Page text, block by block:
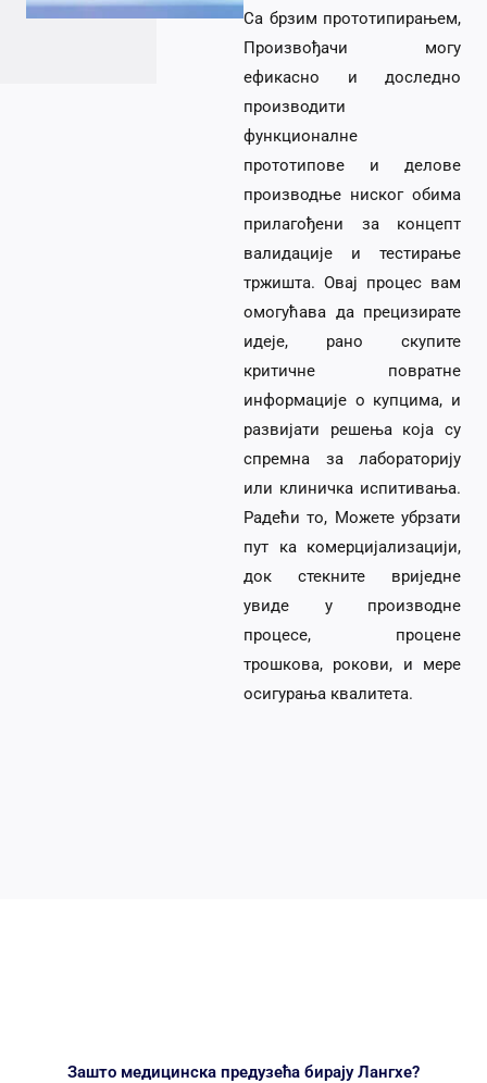
Са брзим прототипирањем,
Произвођачи могу
ефикасно и доследно
производити
функционалне
прототипове и делове
производње ниског обима
прилагођени за концепт
валидације и тестирање
тржишта. Овај процес вам
омогућава да прецизирате
идеје, рано скупите
критичне повратне
информације о купцима, и
развијати решења која су
спремна за лабораторију
или клиничка испитивања.
Радећи то, Можете убрзати
пут ка комерцијализацији,
док стекните вриједне
увиде у производне
процесе, процене
трошкова, рокови, и мере
осигурања квалитета.
Зашто медицинска предузећа бирају Лангхе?